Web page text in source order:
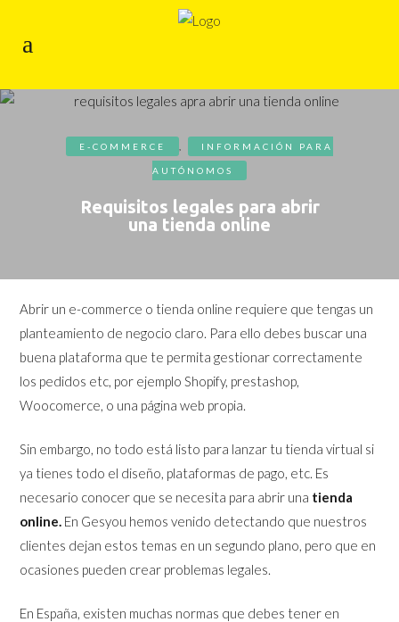
E-COMMERCE INFORMACIÓN PARA
AUTÓNOMOS
Requisitos legales para abrir
una tienda online
Abrir un e-commerce o tienda online requiere que tengas un
planteamiento de negocio claro. Para ello debes buscar una
buena plataforma que te permita gestionar correctamente
los pedidos etc, por ejemplo Shopify, prestashop,
Woocomerce, o una página web propia.
Sin embargo, no todo está listo para lanzar tu tienda virtual si
ya tienes todo el diseño, plataformas de pago, etc. Es
necesario conocer que se necesita para abrir una tienda
online. En Gesyou hemos venido detectando que nuestros
clientes dejan estos temas en un segundo plano, pero que en
ocasiones pueden crear problemas legales.
En España, existen muchas normas que debes tener en